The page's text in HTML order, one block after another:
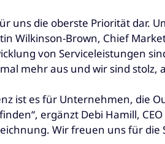
uns die oberste Priorität dar.
Wilkinson-Brown, Chief
von Serviceleistungen
mehr aus und wir sind stolz,
ist es für Unternehmen, die
ergänzt Debi Hamill,
Wir freuen uns für